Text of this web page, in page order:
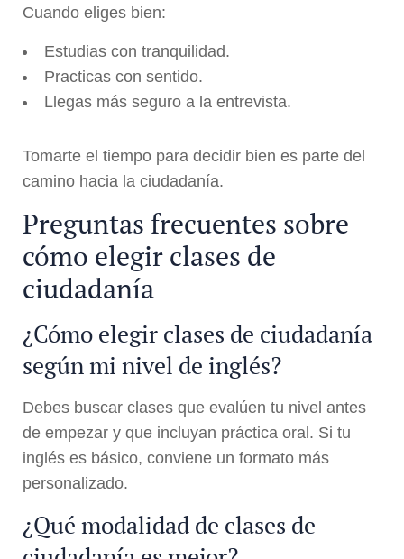
Cuando eliges bien:
Estudias con tranquilidad.
Practicas con sentido.
Llegas más seguro a la entrevista.
Tomarte el tiempo para decidir bien es parte del
camino hacia la ciudadanía.
Preguntas frecuentes sobre
cómo elegir clases de
ciudadanía
¿Cómo elegir clases de ciudadanía
según mi nivel de inglés?
Debes buscar clases que evalúen tu nivel antes
de empezar y que incluyan práctica oral. Si tu
inglés es básico, conviene un formato más
personalizado.
¿Qué modalidad de clases de